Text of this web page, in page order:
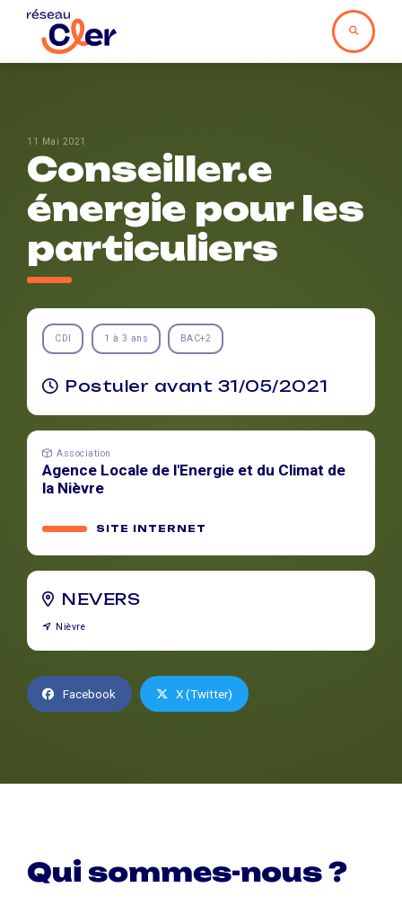
11 Mai 2021
Conseiller.e
énergie pour les
particuliers
CDI 1 à 3 ans BAC+2
Postuler avant 31/05/2021
Association
Agence Locale de l'Energie et du Climat de
la Nièvre
SITE INTERNET
NEVERS
Nièvre
Facebook X (Twitter)
Qui sommes-nous ?